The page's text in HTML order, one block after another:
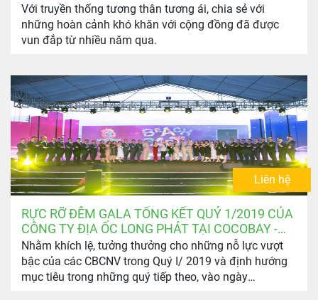
Với truyền thống tương thân tương ái, chia sẻ với
những hoàn cảnh khó khăn với cộng đồng đã được
vun đắp từ nhiều năm qua.
Liên hệ
RỰC RỠ ĐÊM GALA TỔNG KẾT QUÝ 1/2019 CỦA
CÔNG TY ĐỊA ỐC LONG PHÁT TẠI COCOBAY -
ĐÀ NẴNG
Nhằm khích lệ, tưởng thưởng cho những nỗ lực vượt
bậc của các CBCNV trong Quý I/ 2019 và định hướng
mục tiêu trong những quý tiếp theo, vào ngày